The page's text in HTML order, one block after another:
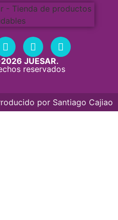
JUESAR.
reservados
por Santiago Cajiao